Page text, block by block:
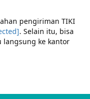
pengiriman TIKI
. Selain itu, bisa
langsung ke kantor